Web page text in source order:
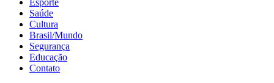
Esporte
Saúde
Cultura
Brasil/Mundo
Segurança
Educação
Contato